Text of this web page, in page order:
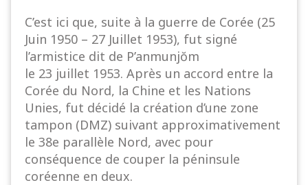
C’est ici que, suite à la guerre de Corée (25
Juin 1950 – 27 Juillet 1953), fut signé
l’armistice dit de P’anmunjŏm
le 23 juillet 1953. Après un accord entre la
Corée du Nord, la Chine et les Nations
Unies, fut décidé la création d’une zone
tampon (DMZ) suivant approximativement
le 38e parallèle Nord, avec pour
conséquence de couper la péninsule
coréenne en deux.